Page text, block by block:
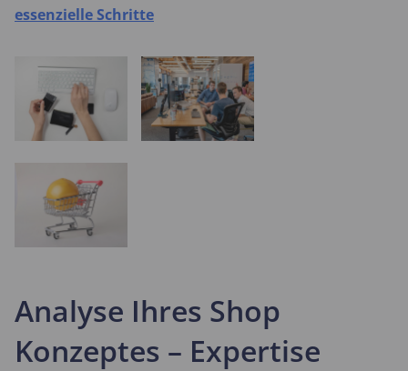
essenzielle Schritte
Analyse Ihres Shop
Konzeptes – Expertise